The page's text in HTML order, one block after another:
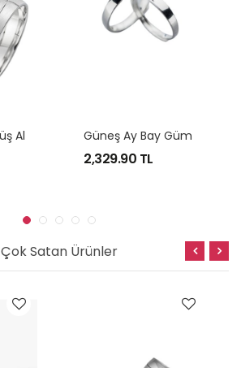
2,329.90 TL
Çok Satan Ürünler